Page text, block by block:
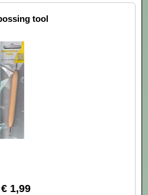
tool
€ 1,99